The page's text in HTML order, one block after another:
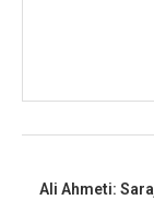
Ali Ahmeti: